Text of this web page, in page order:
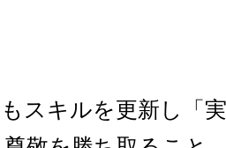
スキルを更新し「